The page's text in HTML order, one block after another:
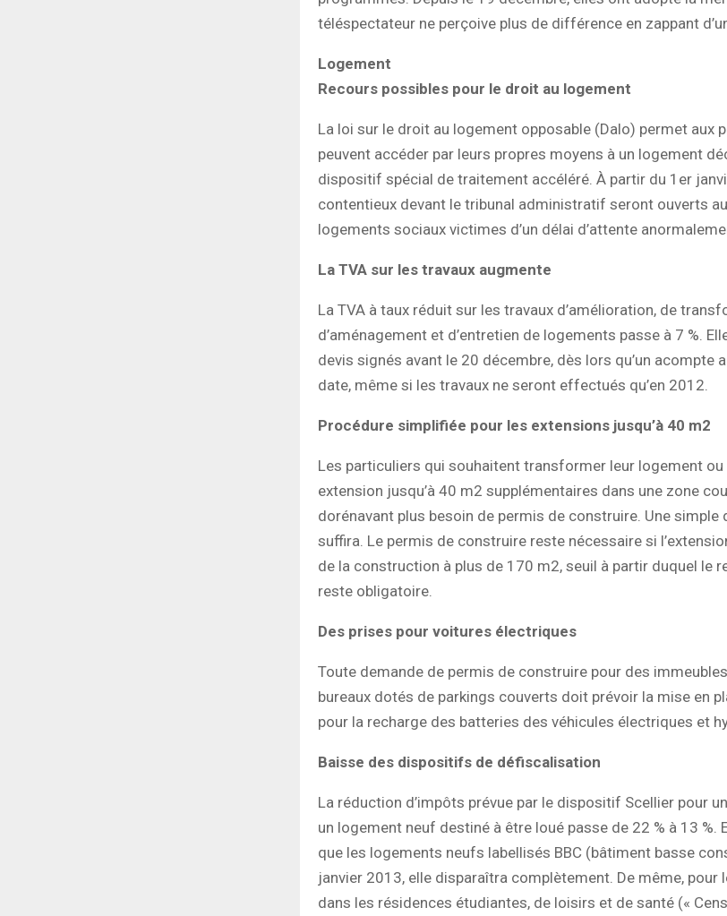
téléspectateur ne perçoive plus de différence en zappant
Logement
Recours possibles pour le droit au logement
La loi sur le droit au logement opposable (Dalo) permet aux
peuvent accéder par leurs propres moyens à un logement
dispositif spécial de traitement accéléré. À partir du 1er
contentieux devant le tribunal administratif seront ouverts
logements sociaux victimes d’un délai d’attente
La TVA sur les travaux augmente
La TVA à taux réduit sur les travaux d’amélioration, de
d’aménagement et d’entretien de logements passe à 7 %.
devis signés avant le 20 décembre, dès lors qu’un acompte
date, même si les travaux ne seront effectués qu’en 2012.
Procédure simplifiée pour les extensions jusqu’à 40 m2
Les particuliers qui souhaitent transformer leur logement
extension jusqu’à 40 m2 supplémentaires dans une zone
dorénavant plus besoin de permis de construire. Une simple
suffira. Le permis de construire reste nécessaire si
de la construction à plus de 170 m2, seuil à partir duquel le
reste obligatoire.
Des prises pour voitures électriques
Toute demande de permis de construire pour des
bureaux dotés de parkings couverts doit prévoir la mise en
pour la recharge des batteries des véhicules électriques et
Baisse des dispositifs de défiscalisation
La réduction d’impôts prévue par le dispositif Scellier pour
un logement neuf destiné à être loué passe de 22 % à 13 %.
que les logements neufs labellisés BBC (bâtiment basse
janvier 2013, elle disparaîtra complètement. De même, pour
dans les résidences étudiantes, de loisirs et de santé («